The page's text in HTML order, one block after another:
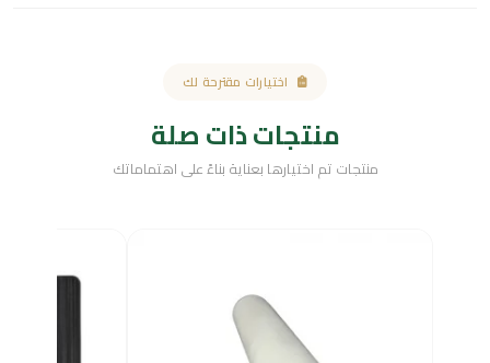
اختيارات مقترحة لك
منتجات ذات صلة
منتجات تم اختيارها بعناية بناءً على اهتماماتك